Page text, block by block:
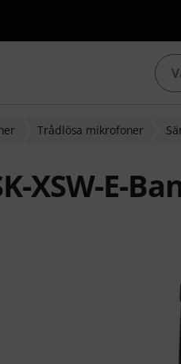
Trådlösa mikrofoner
XSW-E-
från 37 kundbetyg